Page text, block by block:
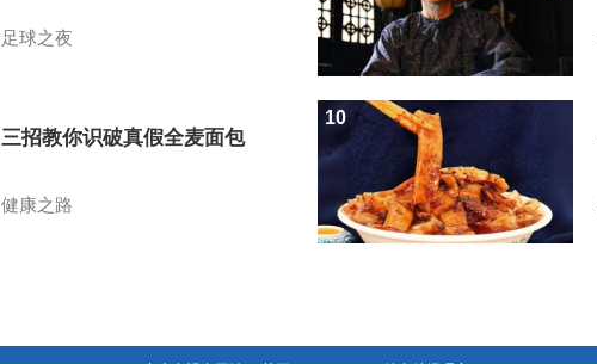
足球之夜
三招教你识破真假全麦面包
健康之路
10